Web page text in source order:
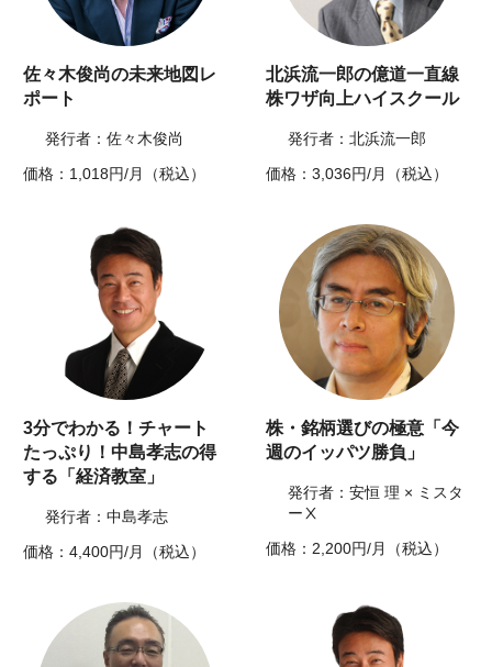
佐々木俊尚の未来地図レ
ポート
発行者：佐々木俊尚
価格：1,018円/月（税込）
北浜流一郎の億道一直線
株ワザ向上ハイスクール
発行者：北浜流一郎
価格：3,036円/月（税込）
3分でわかる！チャート
たっぷり！中島孝志の得
する「経済教室」
発行者：中島孝志
価格：4,400円/月（税込）
株・銘柄選びの極意「今
週のイッパツ勝負」
発行者：安恒 理 × ミスタ
ーⅩ
価格：2,200円/月（税込）